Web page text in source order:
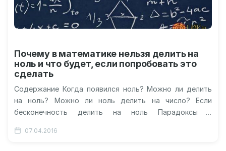
Почему в математике нельзя делить на
ноль и что будет, если попробовать это
сделать
Содержание Когда появился ноль? Можно ли делить
на ноль? Можно ли ноль делить на число? Если
бесконечность делить на ноль Парадоксы и
07.04.2016